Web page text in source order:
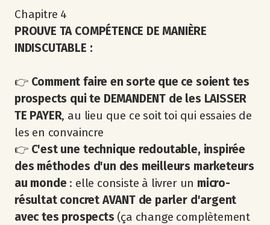
Chapitre 4
PROUVE TA COMPÉTENCE DE MANIÈRE
INDISCUTABLE :
👉 Comment faire en sorte que ce soient tes
prospects qui te DEMANDENT de les LAISSER
TE PAYER, au lieu que ce soit toi qui essaies de
les en convaincre
👉 C'est une technique redoutable, inspirée
des méthodes d'un des meilleurs marketeurs
au monde : elle consiste à livrer un micro-
résultat concret AVANT de parler d'argent
avec tes prospects (ça change complètement